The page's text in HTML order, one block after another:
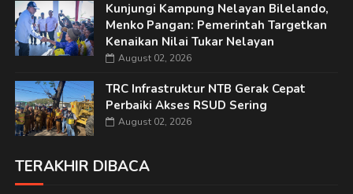
Kunjungi Kampung Nelayan Bilelando,
Menko Pangan: Pemerintah Targetkan
Kenaikan Nilai Tukar Nelayan
August 02, 2026
TRC Infrastruktur NTB Gerak Cepat
Perbaiki Akses RSUD Sering
August 02, 2026
TERAKHIR DIBACA